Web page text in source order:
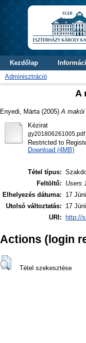
Kezdőlap
Adminisztráció
A
Enyedi, Márta (2005) A makói
Kézirat
gy201806261005.pdf
Restricted to
Download (4MB)
Tétel típus:
Feltöltő:
Users
Elhelyezés dátuma:
17
Utolsó változtatás:
17
URI:
http://
Actions (login
Tétel szekesztése